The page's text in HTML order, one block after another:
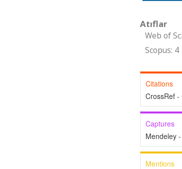
Atıflar
Web of
Scopus: 4
Citations
CrossRef -
Captures
Mendeley
Mentions